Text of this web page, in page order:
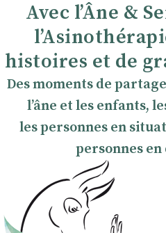
Avec lʼÂne &
histoires et de
Des moments de
l’âne et les enfants,
les personnes en
personnes